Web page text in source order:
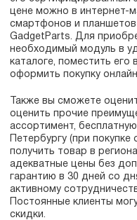
цене можно в интернет-
смартфонов и
GadgetParts. Для
необходимый модуль в
каталоге, поместить его
оформить покупку
Также вы сможете
оценить прочие
ассортимент,
Петербургу (при
получить товар в
адекватные цены без
гарантию в 30 дней со
активному
Постоянные клиенты
скидки.